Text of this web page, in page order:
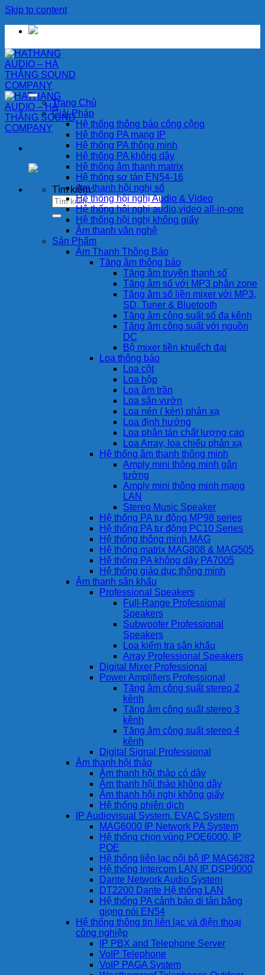
Skip to content
Tìm kiếm:
Trang Chủ
Giải Pháp
Hệ thống thông báo công cộng
Hệ thống PA mạng IP
Hệ thống PA thông minh
Hệ thống PA không dây
Hệ thống âm thanh matrix
Hệ thống sơ tán EN54-16
Am thanh hội nghị số
Hệ thống hội nghị Audio & Video
Hệ thống hội nghị audio,video all-in-one
Hệ thống hội nghị không giấy
Âm thanh văn nghệ
Sản Phẩm
Âm Thanh Thông Báo
Tăng âm thông báo
Tăng âm truyền thanh số
Tăng âm số với MP3 phân zone
Tăng âm số liền mixer với MP3,
SD, Tuner & Bluetooth
Tăng âm công suất số đa kênh
Tăng âm công suất với nguồn
DC
Bộ mixer tiền khuếch đại
Loa thông báo
Loa cột
Loa hộp
Loa âm trần
Loa sân vườn
Loa nén ( kèn) phản xạ
Loa định hướng
Loa phân tán chất lượng cao
Loa Array, loa chiếu phản xạ
Hệ thống âm thanh thông minh
Amply mini thông minh gắn
tường
Amply mini thông minh mạng
LAN
Stereo Music Speaker
Hệ thống PA tự động MP98 series
Hệ thống PA tự động PC10 Series
Hệ thống thông minh MAG
Hệ thống matrix MAG808 & MAG505
Hệ thống PA không dây PA7005
Hệ thống giáo dục thông minh
Âm thanh sân khấu
Professional Speakers
Full-Range Professional
Speakers
Subwoofer Professional
Speakers
Loa kiểm tra sân khấu
Array Professional Speakers
Digital Mixer Professional
Power Amplifiers Professional
Tăng âm công suất stereo 2
kênh
Tăng âm công suất stereo 3
kênh
Tăng âm công suất stereo 4
kênh
Digital Signal Professional
Âm thanh hội thảo
Âm thanh hội thảo có dây
Âm thanh hội thảo không dây
Âm thanh hội nghị không giấy
Hệ thống phiên dịch
IP Audiovisual System, EVAC System
MAG6000 IP Network PA System
Hệ thống chọn vùng POE6000, IP
POE
Hệ thống liên lạc nội bộ IP MAG6282
Hệ thống Intercom LAN IP DSP9000
Dante Network Audio System
DT2200 Dante Hệ thống LAN
Hệ thống PA cảnh báo di tản bằng
giọng nói EN54
Hệ thống thông tin liên lạc và điện thoại
công nghiệp
IP PBX and Telephone Server
VoIP Telephone
VoIP PAGA System